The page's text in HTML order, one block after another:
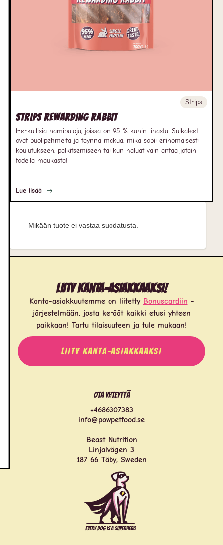
Strips
Strips Rewarding Rabbit
Herkullisia namipaloja, joissa on 95 % kanin lihasta. Suikaleet
ovat puolipehmeitä ja täynnä makua, mikä sopii erinomaisesti
koulutukseen, palkitsemiseen tai kun haluat vain antaa jotain
todella maukasta!
Lue lisää
Mikään tuote ei vastaa suodatusta.
Liity kanta-asiakkaaksi!
Kanta-asiakkuutemme on liitetty Bonuscardiin -
järjestelmään, josta keräät kaikki etusi yhteen
paikkaan! Tartu tilaisuuteen ja tule mukaan!
LIITY KANTA-ASIAKKAAKSI
Ota yhteyttä
+4686307383
info@powpetfood.se
Beast Nutrition
Linjalvägen 3
187 66 Täby, Sweden